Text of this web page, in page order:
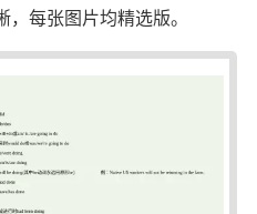
每张图片均精选版。